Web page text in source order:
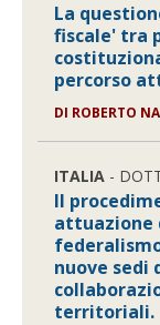
La
fiscale' tra
percorso
DI ROBERTO
ITALIA -
Il
attuazione
nuove sedi
territoriali.